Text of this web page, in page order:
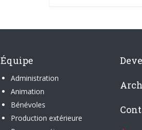
Équipe
Administration
Animation
Bénévoles
Production extérieure